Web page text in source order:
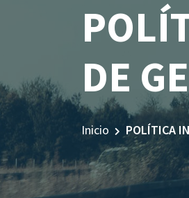
DE
Inicio POLÍTICA